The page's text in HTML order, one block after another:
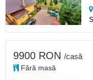
9900 RON /casă
Fără masă